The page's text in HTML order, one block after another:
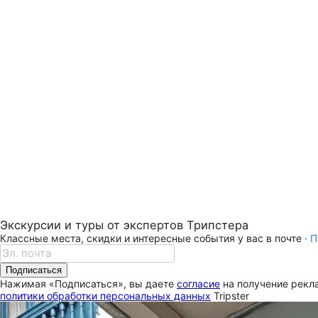
Экскурсии и туры от экспертов Трипстера
Классные места, скидки и интересные события у вас в почте ·
Подписаться
Нажимая «Подписаться», вы даете согласие на получение
политики обработки персональных данных Tripster